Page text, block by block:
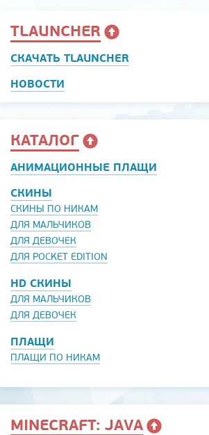
TLAUNCHER
СКАЧАТЬ TLAUNCHER
НОВОСТИ
КАТАЛОГ
АНИМАЦИОННЫЕ ПЛАЩИ
СКИНЫ
СКИНЫ ПО НИКАМ
ДЛЯ МАЛЬЧИКОВ
ДЛЯ ДЕВОЧЕК
ДЛЯ POCKET EDITION
HD СКИНЫ
ДЛЯ МАЛЬЧИКОВ
ДЛЯ ДЕВОЧЕК
ПЛАЩИ
ПЛАЩИ ПО НИКАМ
MINECRAFT: JAVA